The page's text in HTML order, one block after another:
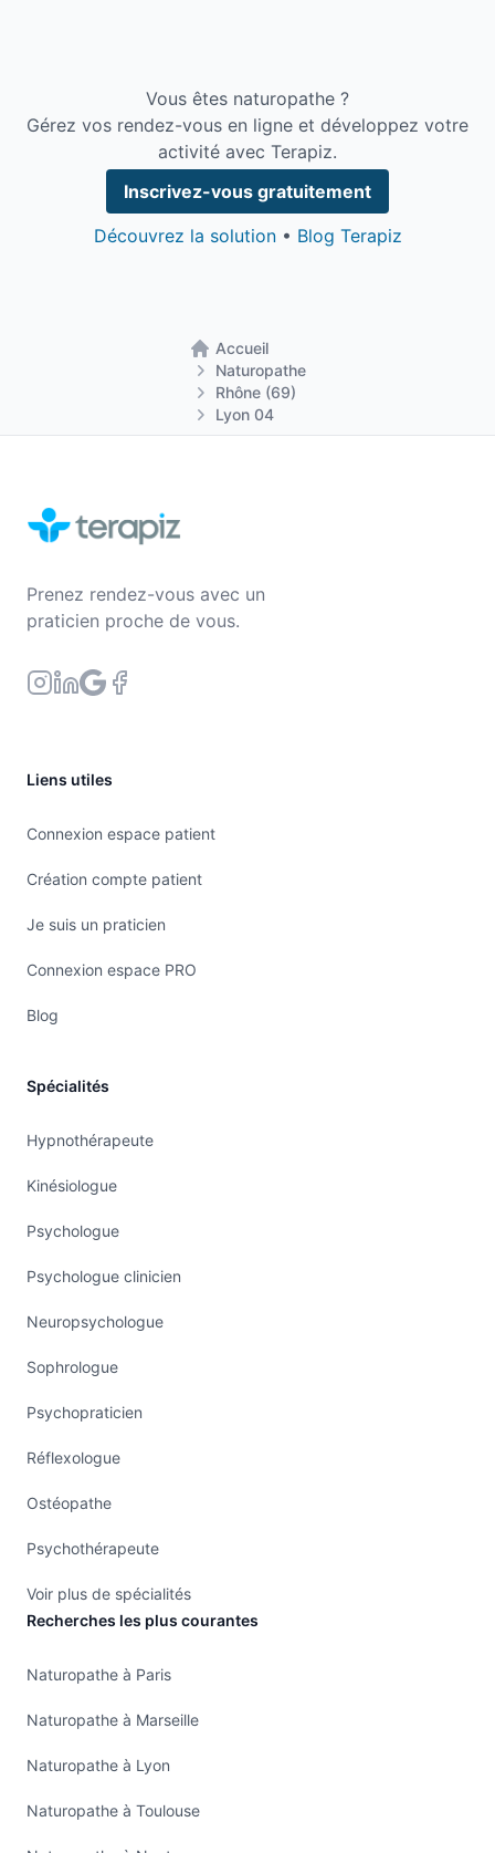
Vous êtes naturopathe ?
Gérez vos rendez-vous en ligne et développez votre
activité avec Terapiz.
Inscrivez-vous gratuitement
Découvrez la solution• Blog Terapiz
Accueil
Retour à la page d'accueil
Naturopathe
Rhône (69)
Lyon 04
Prenez rendez-vous avec un
praticien proche de vous.
Liens utiles
Connexion espace patient
Création compte patient
Je suis un praticien
Connexion espace PRO
Blog
Spécialités
Hypnothérapeute
Kinésiologue
Psychologue
Psychologue clinicien
Neuropsychologue
Sophrologue
Psychopraticien
Réflexologue
Ostéopathe
Psychothérapeute
Voir plus de spécialités
Recherches les plus courantes
Naturopathe à Paris
Naturopathe à Marseille
Naturopathe à Lyon
Naturopathe à Toulouse